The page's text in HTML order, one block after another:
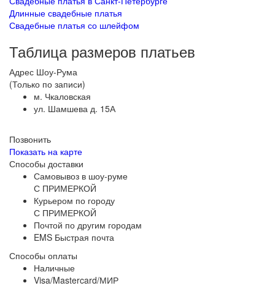
Длинные свадебные платья
Свадебные платья со шлейфом
Таблица размеров платьев
Адрес Шоу-Рума
(Только по записи)
м. Чкаловская
ул. Шамшева д. 15А
Позвонить
Показать на карте
Способы доставки
Самовывоз в шоу-руме
С ПРИМЕРКОЙ
Курьером по городу
С ПРИМЕРКОЙ
Почтой по другим городам
EMS Быстрая почта
Способы оплаты
Наличные
Visa/Mastercard/МИР